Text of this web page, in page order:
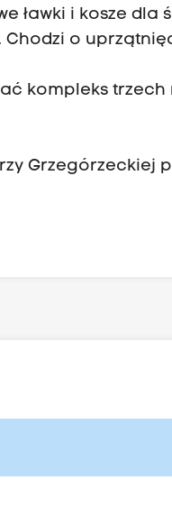
ławki i kosze dla
o
kompleks
Grzegórzeckiej